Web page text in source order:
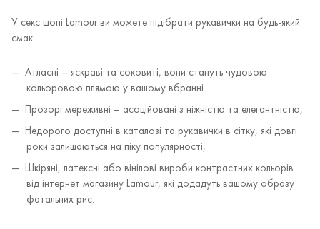
У секс шопі Lamour ви можете підібрати рукавички на будь-який
смак:
Атласні – яскраві та соковиті, вони стануть чудовою
кольоровою плямою у вашому вбранні.
Прозорі мереживні – асоційовані з ніжністю та елегантністю,
Недорого доступні в каталозі та рукавички в сітку, які довгі
роки залишаються на піку популярності,
Шкіряні, латексні або вінілові вироби контрастних кольорів
від інтернет магазину Lamour, які додадуть вашому образу
фатальних рис.